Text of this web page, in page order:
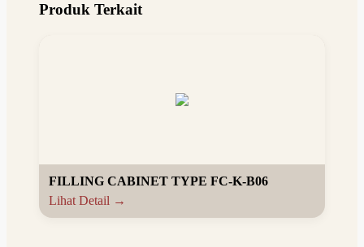
Produk Terkait
FILLING CABINET TYPE FC-K-B06
Lihat Detail →